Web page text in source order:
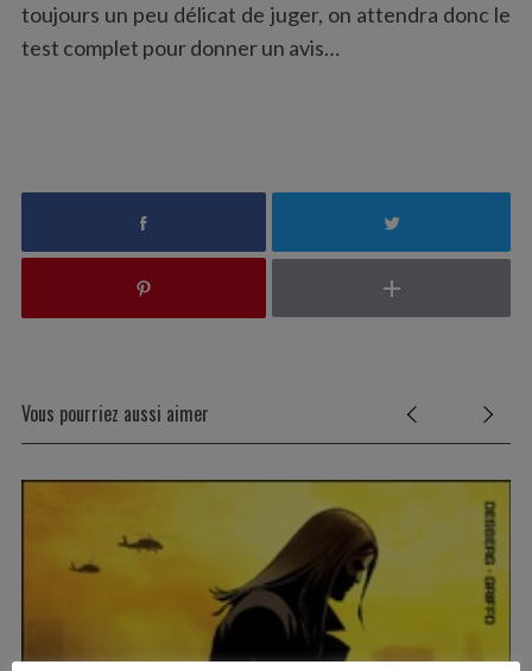
toujours un peu délicat de juger, on attendra donc le
test complet pour donner un avis…
Vous pourriez aussi aimer
S
e
f